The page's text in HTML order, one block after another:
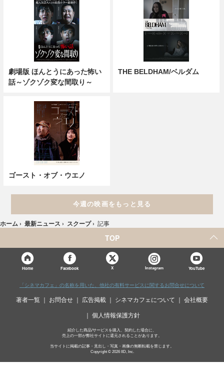
劇場版 ほんとうにあった怖い
話～ゾクゾク変な間取り～
THE BELDHAM/ベルダム
ゴースト・オブ・ウエノ
今週の映画をもっと見る
ホーム › 最新ニュース › スクープ › 記事
TOP
Home Facebook X Instagram YouTube
「シネマカフェ」の名称を用いた、他社の有料サービスに関するお問合せについて
著者一覧 お問合せ 広告掲載 シネマカフェについて 会社概要
個人情報保護方針
紹介した商品/サービスを購入、契約した場合に、
売上の一部が弊社サイトに還元されることがあります。
当サイトに掲載の記事・見出し・写真・画像の無断転載を禁じます。
Copyright © 2026 IID, Inc.